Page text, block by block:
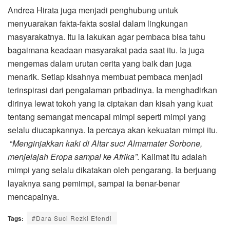
Andrea Hirata juga menjadi penghubung untuk
menyuarakan fakta-fakta sosial dalam lingkungan
masyarakatnya. Itu ia lakukan agar pembaca bisa tahu
bagaimana keadaan masyarakat pada saat itu. Ia juga
mengemas dalam urutan cerita yang baik dan juga
menarik. Setiap kisahnya membuat pembaca menjadi
terinspirasi dari pengalaman pribadinya. Ia menghadirkan
dirinya lewat tokoh yang ia ciptakan dan kisah yang kuat
tentang semangat mencapai mimpi seperti mimpi yang
selalu diucapkannya. Ia percaya akan kekuatan mimpi itu.
“Menginjakkan kaki di Altar suci Almamater Sorbone,
menjelajah Eropa sampai ke Afrika”. Kalimat itu adalah
mimpi yang selalu dikatakan oleh pengarang. Ia berjuang
layaknya sang pemimpi, sampai ia benar-benar
mencapainya.
Tags: #Dara Suci Rezki Efendi